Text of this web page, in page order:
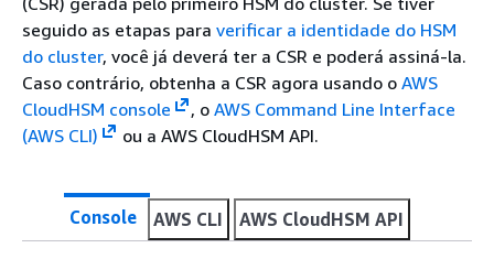
seguido as etapas para verificar a identidade do HSM
do cluster, você já deverá ter a CSR e poderá assiná-la.
Caso contrário, obtenha a CSR agora usando o AWS
CloudHSM console
, o AWS Command Line Interface
(AWS CLI)
ou a AWS CloudHSM API.
Console AWS CLI AWS CloudHSM API